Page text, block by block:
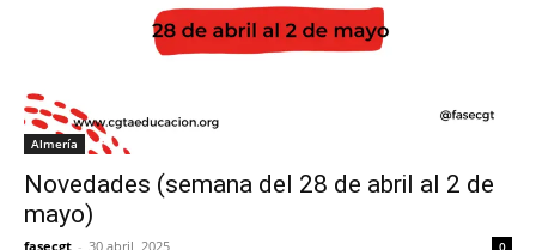
Almería
Novedades (semana del 28 de abril al 2 de
mayo)
fasecgt - 30 abril, 2025